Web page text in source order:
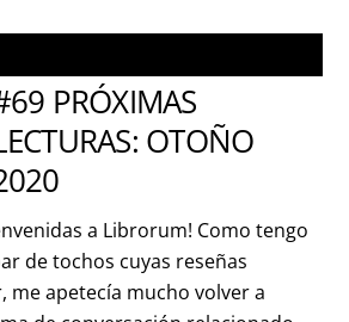
PRÓXIMAS
OTOÑO
a Librorum! Como tengo
de tochos cuyas reseñas
me apetecía mucho volver a